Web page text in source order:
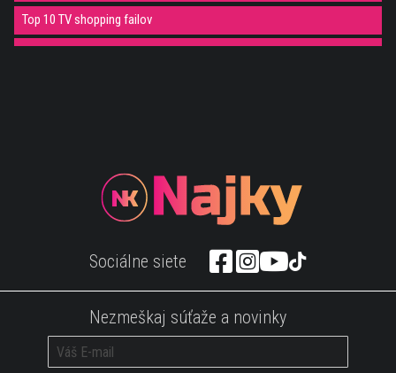
Top 10 TV shopping failov
Jeeej! Zábava prichádza! Video plné toho naj za minulý mesiac :)
5 destinácií, na ktoré potrebuješ odvahu
Vedecké pokusy, ktoré si dokážeš urobiť doma :)
Politici sú riadni rozpravkari:) Tu je ich top výber
Šoférovanie nie je asi pre každého! Tu je jasný dôkaz
Sociálne siete
Nezmeškaj súťaže a novinky